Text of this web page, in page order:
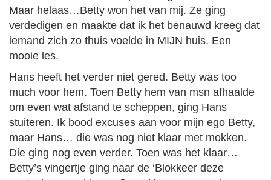
Maar helaas…Betty won het van mij. Ze ging
verdedigen en maakte dat ik het benauwd kreeg dat
iemand zich zo thuis voelde in MIJN huis. Een
mooie les.
Hans heeft het verder niet gered. Betty was too
much voor hem. Toen Betty hem van msn afhaalde
om even wat afstand te scheppen, ging Hans
stuiteren. Ik bood excuses aan voor mijn ego Betty,
maar Hans… die was nog niet klaar met mokken.
Die ging nog even verder. Toen was het klaar…
Betty’s vingertje ging naar de ‘Blokkeer deze